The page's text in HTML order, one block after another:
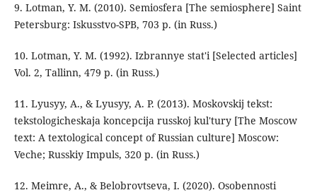
9. Lotman, Y. M. (2010). Semiosfera [The semiosphere] Saint
Petersburg: Iskusstvo-SPB, 703 p. (in Russ.)
10. Lotman, Y. M. (1992). Izbrannye stat'i [Selected articles]
Vol. 2, Tallinn, 479 p. (in Russ.)
11. Lyusyy, A., & Lyusyy, A. P. (2013). Moskovskij tekst:
tekstologicheskaja koncepcija russkoj kul'tury [The Moscow
text: A textological concept of Russian culture] Moscow:
Veche; Russkiy Impuls, 320 p. (in Russ.)
12. Meimre, A., & Belobrovtseva, I. (2020). Osobennosti